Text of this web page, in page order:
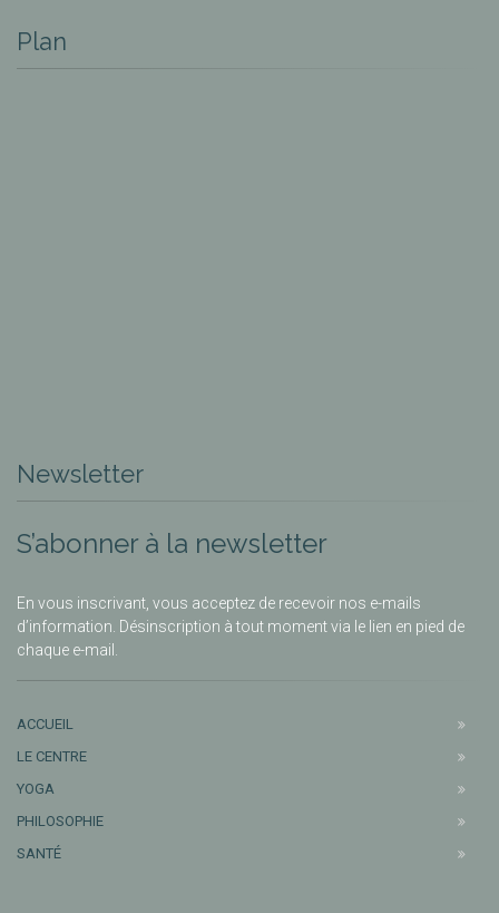
Plan
Newsletter
S’abonner à la newsletter
En vous inscrivant, vous acceptez de recevoir nos e-mails
d’information. Désinscription à tout moment via le lien en pied de
chaque e-mail.
ACCUEIL
LE CENTRE
YOGA
PHILOSOPHIE
SANTÉ